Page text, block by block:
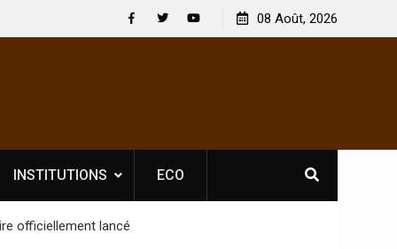
se
[France-Présidentielle 2027] Les enjeux de
souveraineté démocratique sévèrement touchés ?
08 Août, 2026
INSTITUTIONS ECO
officiellement lancé